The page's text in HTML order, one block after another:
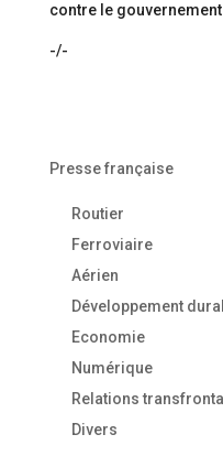
contre le
-/-
Presse française
Routier
Ferroviaire
Aérien
Développement
Economie
Numérique
Relations
Divers